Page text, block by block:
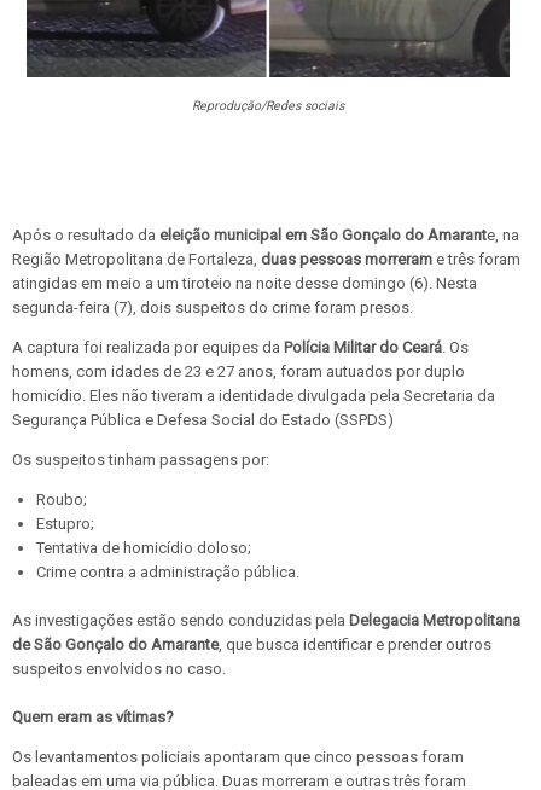
Reprodução/Redes sociais
Após o resultado da eleição municipal em São Gonçalo do Amarante, na
Região Metropolitana de Fortaleza, duas pessoas morreram e três foram
atingidas em meio a um tiroteio na noite desse domingo (6). Nesta
segunda-feira (7), dois suspeitos do crime foram presos.
A captura foi realizada por equipes da Polícia Militar do Ceará. Os
homens, com idades de 23 e 27 anos, foram autuados por duplo
homicídio. Eles não tiveram a identidade divulgada pela Secretaria da
Segurança Pública e Defesa Social do Estado (SSPDS)
Os suspeitos tinham passagens por:
Roubo;
Estupro;
Tentativa de homicídio doloso;
Crime contra a administração pública.
As investigações estão sendo conduzidas pela Delegacia Metropolitana
de São Gonçalo do Amarante, que busca identificar e prender outros
suspeitos envolvidos no caso.
Quem eram as vítimas?
Os levantamentos policiais apontaram que cinco pessoas foram
baleadas em uma via pública. Duas morreram e outras três foram